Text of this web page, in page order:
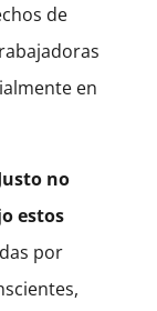
de
en
no
estos
por